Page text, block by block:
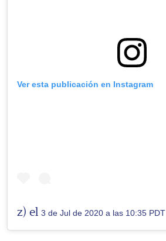
Ver esta publicación en Instagram
z) el 3 de Jul de 2020 a las 10:35 PDT